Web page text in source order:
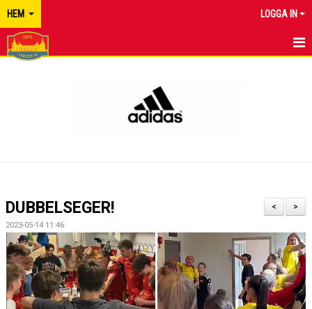
HEM LOGGA IN
>
<
DUBBELSEGER!
2023-05-14 11:46